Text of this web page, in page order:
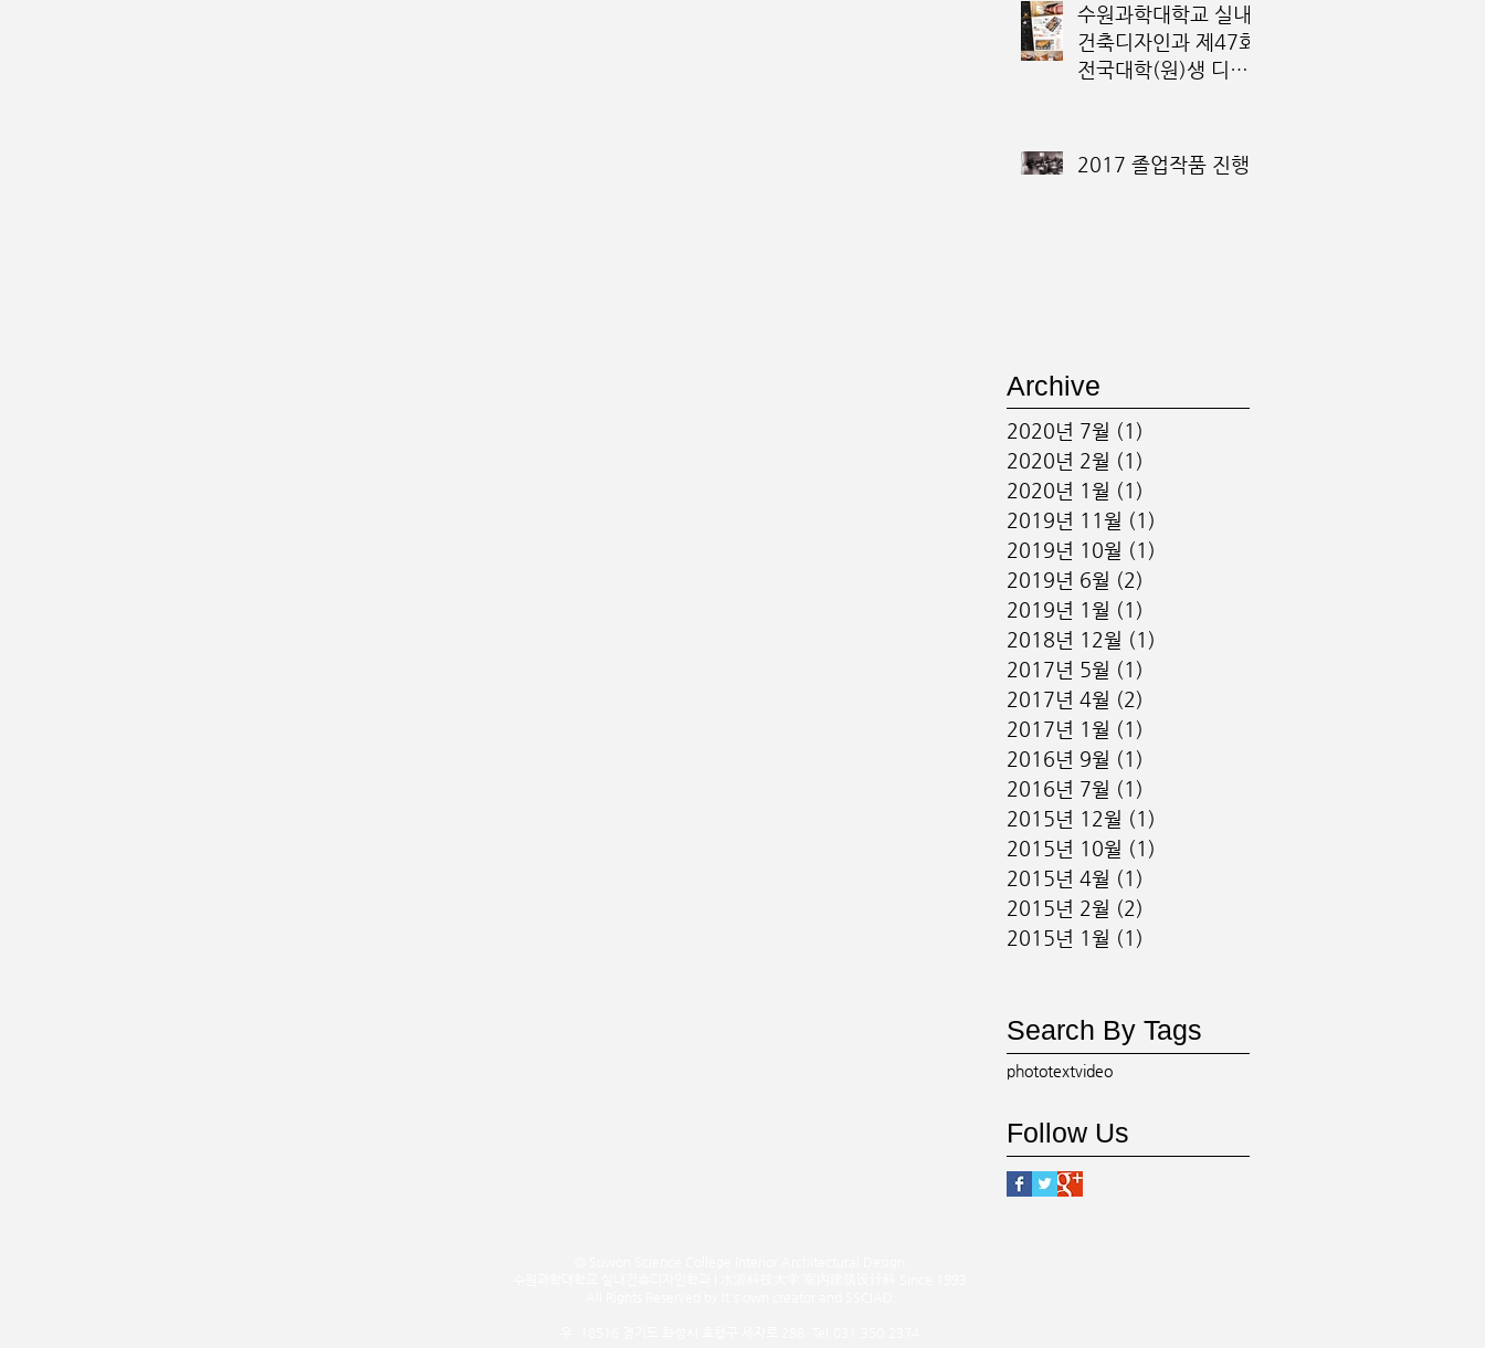
수원과학대학교 실내
건축디자인과 제47회
전국대학(원)생 디자
2017 졸업작품 진행
Archive
2020년 7월 (1)
2020년 2월 (1)
2020년 1월 (1)
2019년 11월 (1)
2019년 10월 (1)
2019년 6월 (2)
2019년 1월 (1)
2018년 12월 (1)
2017년 5월 (1)
2017년 4월 (2)
2017년 1월 (1)
2016년 9월 (1)
2016년 7월 (1)
2015년 12월 (1)
2015년 10월 (1)
2015년 4월 (1)
2015년 2월 (2)
2015년 1월 (1)
Search By Tags
phototextvideo
Follow Us